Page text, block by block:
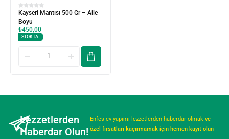
Kayseri Mantısı 500 Gr – Aile
Boyu
₺450,00
STOKTA
Lezzetlerden
Haberdar Olun!
Enfes ev yapımı lezzetlerden haberdar olmak ve
özel fırsatları kaçırmamak için hemen kayıt olun